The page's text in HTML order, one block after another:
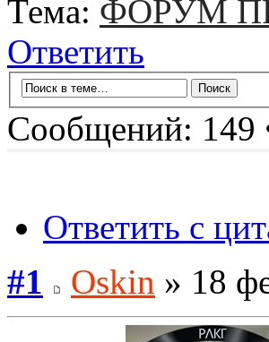
Тема: ФОРУМ
Ответить
Сообщений: 149
Ответить с
#1
Oskin » 18